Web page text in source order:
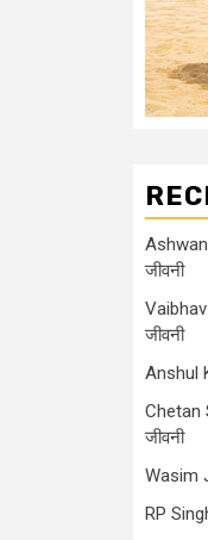
जीवनी
जीवनी
Anshul
Chetan
जीवनी
Wasim
RP